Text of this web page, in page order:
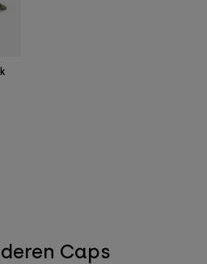
Caps